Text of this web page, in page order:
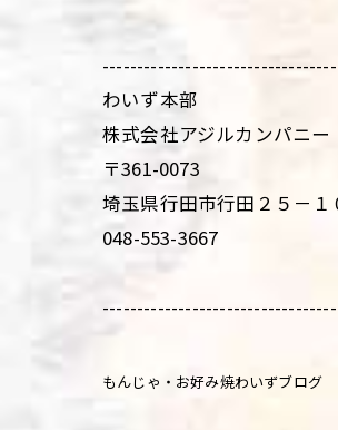
わいず本部
株式会社アジルカンパニー
〒361-0073
埼玉県行田市行田２５－１
048-553-3667
もんじゃ・お好み焼わいずブログ